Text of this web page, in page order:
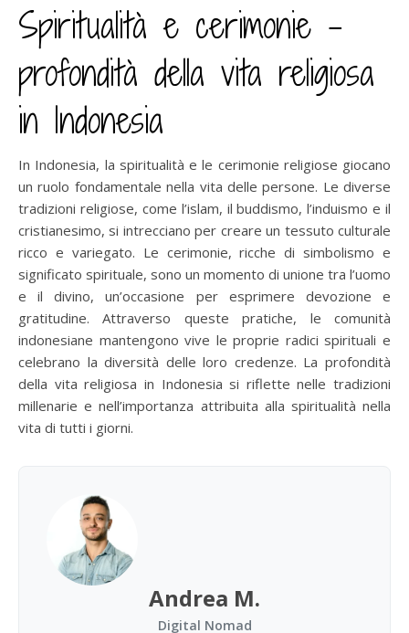
Spiritualità e cerimonie –
profondità della vita religiosa
in Indonesia
In Indonesia, la spiritualità e le cerimonie religiose giocano
un ruolo fondamentale nella vita delle persone. Le diverse
tradizioni religiose, come l’islam, il buddismo, l’induismo e il
cristianesimo, si intrecciano per creare un tessuto culturale
ricco e variegato. Le cerimonie, ricche di simbolismo e
significato spirituale, sono un momento di unione tra l’uomo
e il divino, un’occasione per esprimere devozione e
gratitudine. Attraverso queste pratiche, le comunità
indonesiane mantengono vive le proprie radici spirituali e
celebrano la diversità delle loro credenze. La profondità
della vita religiosa in Indonesia si riflette nelle tradizioni
millenarie e nell’importanza attribuita alla spiritualità nella
vita di tutti i giorni.
Andrea M.
Digital Nomad